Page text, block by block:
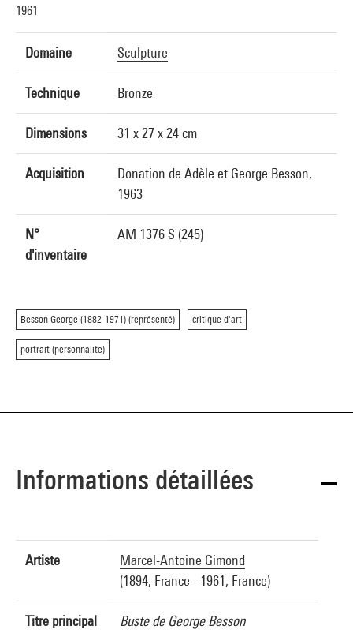
1961
Domaine Sculpture
Technique Bronze
Dimensions 31 x 27 x 24 cm
Acquisition
Donation de Adèle et George Besson,
1963
N°
d'inventaire
AM 1376 S (245)
Besson George (1882-1971) (représenté) critique d'art
portrait (personnalité)
Informations détaillées
Artiste
Marcel-Antoine Gimond
(1894, France - 1961, France)
Titre principal Buste de George Besson